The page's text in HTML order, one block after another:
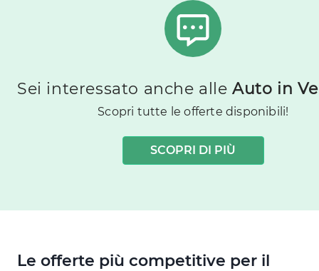
Sei interessato anche alleAuto in
Scopri tutte le offerte disponibili!
SCOPRI DI PIÙ
Le offerte più competitive per il